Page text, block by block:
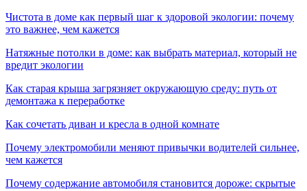
Чистота в доме как первый шаг к здоровой экологии: почему
это важнее, чем кажется
Натяжные потолки в доме: как выбрать материал, который не
вредит экологии
Как старая крыша загрязняет окружающую среду: путь от
демонтажа к переработке
Как сочетать диван и кресла в одной комнате
Почему электромобили меняют привычки водителей сильнее,
чем кажется
Почему содержание автомобиля становится дороже: скрытые